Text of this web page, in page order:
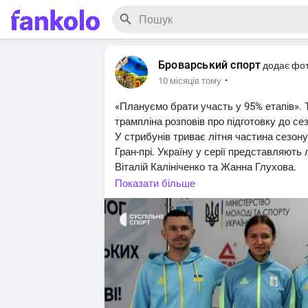
Броварський спорт додає
10 місяців тому ·
«Плануємо брати участь у 95% етапів».
трампліна розповів про підготовку до
У стрибунів триває літня частина
Гран-прі. Україну у серії
Віталій Калініченко та Жанна Глухова.
До кінця жовтня ще два етапи пройдуть в
тренер збірної України Володимир
змагання слугуватимуть заключною
підготовки.
«Взимку важче, тому готували влітку:
Готувалися й безпосередньо до
та вересні, зараз ще їдемо за тиждень
Польщі, а пізніше братимемо участь у
Клінгенталі».
Показати більше